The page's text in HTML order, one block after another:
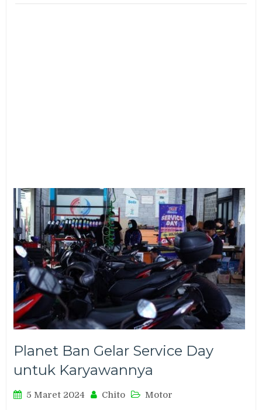
Planet Ban Gelar Service Day
untuk Karyawannya
5 Maret 2024 Chito Motor